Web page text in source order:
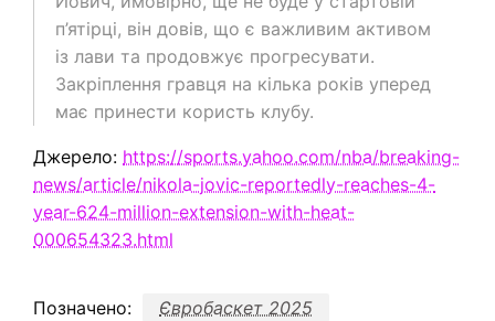
п’ятірці, він довів, що є важливим активом
із лави та продовжує прогресувати.
Закріплення гравця на кілька років уперед
має принести користь клубу.
Джерело: https://sports.yahoo.com/nba/breaking-
news/article/nikola-jovic-reportedly-reaches-4-
year-624-million-extension-with-heat-
000654323.html
Позначено:
Євробаскет 2025